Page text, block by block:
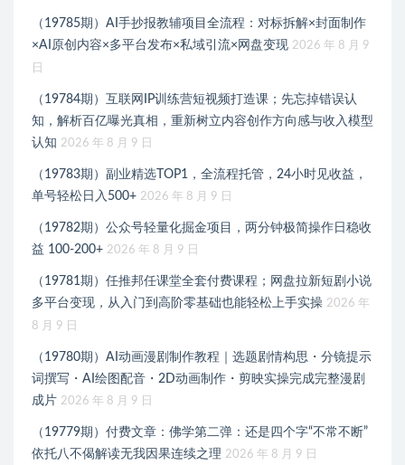
（19785期）AI手抄报教辅项目全流程：对标拆解×封面制作
×AI原创内容×多平台发布×私域引流×网盘变现 2026 年 8 月 9
日
（19784期）互联网IP训练营短视频打造课；先忘掉错误认
知，解析百亿曝光真相，重新树立内容创作方向感与收入模型
认知 2026 年 8 月 9 日
（19783期）副业精选TOP1，全流程托管，24小时见收益，
单号轻松日入500+ 2026 年 8 月 9 日
（19782期）公众号轻量化掘金项目，两分钟极简操作日稳收
益 100-200+ 2026 年 8 月 9 日
（19781期）任推邦任课堂全套付费课程；网盘拉新短剧小说
多平台变现，从入门到高阶零基础也能轻松上手实操 2026 年
8 月 9 日
（19780期）AI动画漫剧制作教程｜选题剧情构思・分镜提示
词撰写・AI绘图配音・2D动画制作・剪映实操完成完整漫剧
成片 2026 年 8 月 9 日
（19779期）付费文章：佛学第二弹：还是四个字“不常不断”
依托八不偈解读无我因果连续之理 2026 年 8 月 9 日